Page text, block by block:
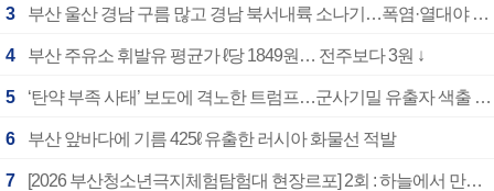
3 부산 울산 경남 구름 많고 경남 북서내륙 소나기…폭염·열대야 계속
4 부산 주유소 휘발유 평균가 ℓ당 1849원… 전주보다 3원 ↓
5 ‘탄약 부족 사태’ 보도에 격노한 트럼프…군사기밀 유출자 색출 지시
6 부산 앞바다에 기름 425ℓ 유출한 러시아 화물선 적발
7 [2026 부산청소년극지체험탐험대 현장르포] 2회 : 하늘에서 만난 얼음의 나라